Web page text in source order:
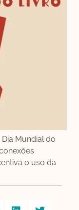
Mundial do
o uso da